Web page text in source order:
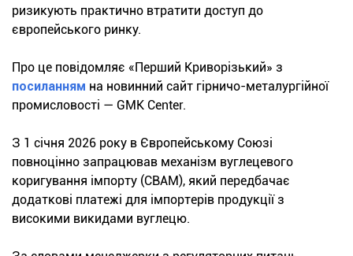
ризикують практично втратити доступ до
європейського ринку.
Про це повідомляє «Перший Криворізький» з
посиланням на новинний сайт гірничо-металургійної
промисловості — GMK Center.
З 1 січня 2026 року в Європейському Союзі
повноцінно запрацював механізм вуглецевого
коригування імпорту (CBAM), який передбачає
додаткові платежі для імпортерів продукції з
високими викидами вуглецю.